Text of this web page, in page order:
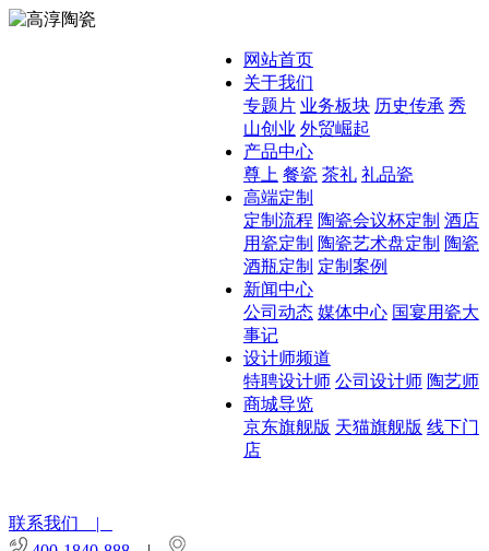
联系我们 |
网站首页
关于我们
专题片 业务板块 历史传承 秀
山创业 外贸崛起
产品中心
尊上 餐瓷 茶礼 礼品瓷
高端定制
定制流程 陶瓷会议杯定制 酒店
用瓷定制 陶瓷艺术盘定制 陶瓷
酒瓶定制 定制案例
新闻中心
公司动态 媒体中心 国宴用瓷大
事记
设计师频道
特聘设计师 公司设计师 陶艺师
商城导览
京东旗舰版 天猫旗舰版 线下门
店